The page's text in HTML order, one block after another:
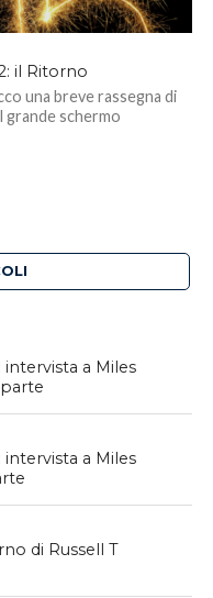
il Ritorno
una breve rassegna di
grande schermo
a Miles
a Miles
di Russell T